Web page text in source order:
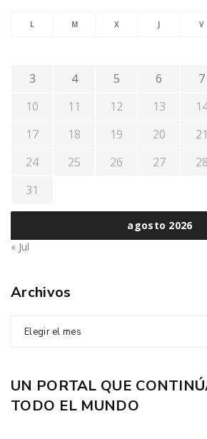
agosto 2026
L M X J V
3
4 5 6 7
10
11 12 13
17
18 19 20 21
24
25 26 27 28
31
« Jul
Archivos
Elegir el mes
UN PORTAL QUE
TODO EL MUNDO